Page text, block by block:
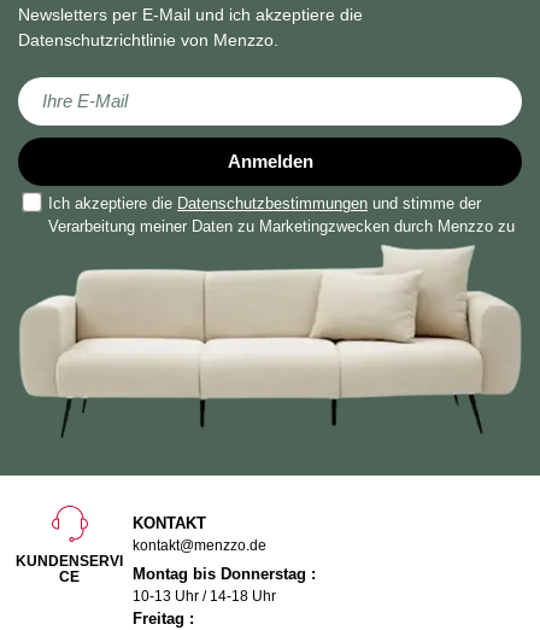
Newsletters per E-Mail und ich akzeptiere die
Datenschutzrichtlinie von Menzzo.
Melden Sie sich für unseren Newsletter an:
Anmelden
Ich akzeptiere die Datenschutzbestimmungen und stimme der
Verarbeitung meiner Daten zu Marketingzwecken durch Menzzo zu
KUNDENSERVI
CE
KONTAKT
kontakt@menzzo.de
Montag bis Donnerstag :
10-13 Uhr / 14-18 Uhr
Freitag :